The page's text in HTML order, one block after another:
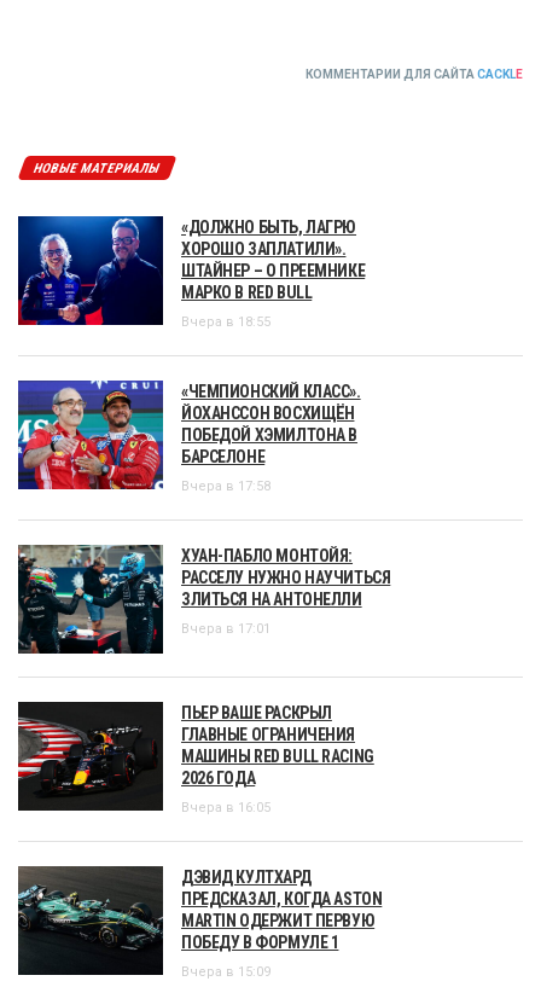
КОММЕНТАРИИ ДЛЯ САЙТА CACKLE
НОВЫЕ МАТЕРИАЛЫ
«ДОЛЖНО БЫТЬ, ЛАГРЮ
ХОРОШО ЗАПЛАТИЛИ».
ШТАЙНЕР – О ПРЕЕМНИКЕ
МАРКО В RED BULL
Вчера в 18:55
«ЧЕМПИОНСКИЙ КЛАСС».
ЙОХАНССОН ВОСХИЩЁН
ПОБЕДОЙ ХЭМИЛТОНА В
БАРСЕЛОНЕ
Вчера в 17:58
ХУАН-ПАБЛО МОНТОЙЯ:
РАССЕЛУ НУЖНО НАУЧИТЬСЯ
ЗЛИТЬСЯ НА АНТОНЕЛЛИ
Вчера в 17:01
ПЬЕР ВАШЕ РАСКРЫЛ
ГЛАВНЫЕ ОГРАНИЧЕНИЯ
МАШИНЫ RED BULL RACING
2026 ГОДА
Вчера в 16:05
ДЭВИД КУЛТХАРД
ПРЕДСКАЗАЛ, КОГДА ASTON
MARTIN ОДЕРЖИТ ПЕРВУЮ
ПОБЕДУ В ФОРМУЛЕ 1
Вчера в 15:09